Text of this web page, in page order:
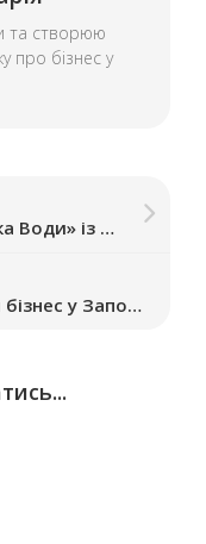
та створюю
про бізнес у
Чи з’явиться «Єдина Доставка Води» із Запоріжжя в інших містах: що відомо про плани компанії
Пошкоджений обстрілами бізнес у Запоріжжі отримає податкові знижки